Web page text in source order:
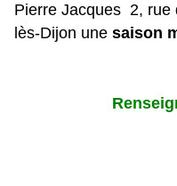
Pierre Jacques 2,
lès-Dijon une saison